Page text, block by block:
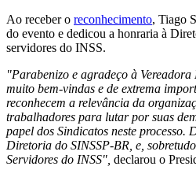
Ao receber o reconhecimento, Tiago
do evento e dedicou a honraria à
servidores do INSS.
"Parabenizo e agradeço à
muito bem-vindas e de extrema
reconhecem a relevância da
trabalhadores para lutar por suas
papel dos Sindicatos neste processo.
Diretoria do SINSSP-BR, e,
Servidores do INSS", declarou o